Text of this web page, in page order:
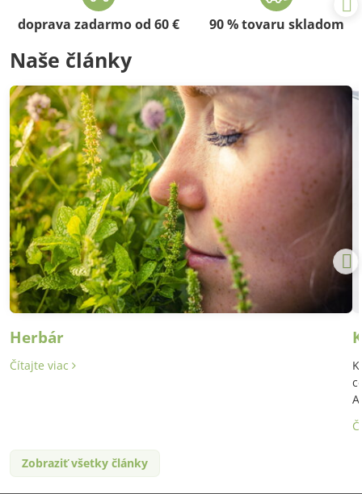
doprava zadarmo od 60 € 90 % tovaru skladom
Naše články
Herbár
Čítajte viac
Zobraziť všetky články